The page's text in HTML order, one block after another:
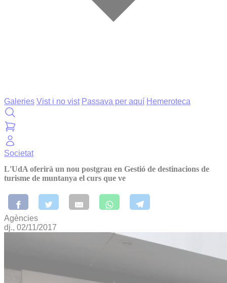
Galeries Vist i no vist Passava per aquí Hemeroteca
Societat
L'UdA oferirà un nou postgrau en Gestió de destinacions de
turisme de muntanya el curs que ve
Agències
dj., 02/11/2017